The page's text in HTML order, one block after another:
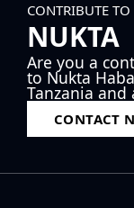
CONTRIBUTE TO
NUKTA
Are you a
to Nukta
Tanzania and
CONTACT